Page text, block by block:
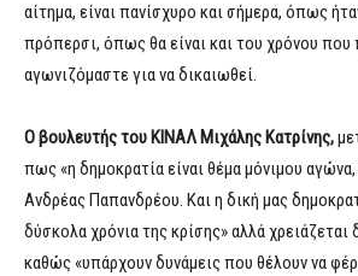
αίτημα, είναι πανίσχυρο και σήμερα, όπως
πρόπερσι, όπως θα είναι και του χρόνου που
αγωνιζόμαστε για να δικαιωθεί.
Ο βουλευτής του ΚΙΝΑΛ Μιχάλης Κατρίνης,
πως «η δημοκρατία είναι θέμα μόνιμου
Ανδρέας Παπανδρέου. Και η δική μας
δύσκολα χρόνια της κρίσης» αλλά χρειάζεται
καθώς «υπάρχουν δυνάμεις που θέλουν να